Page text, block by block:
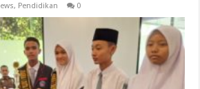
, Pendidikan 0